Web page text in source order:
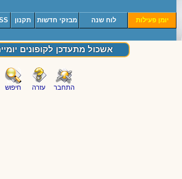
יומן פעילות לוח שנה מבזקי חדשות תקנון
אשכול מתעדכן לקופונים
התחבר עזרה חיפוש